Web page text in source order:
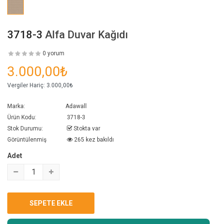
3718-3 Alfa Duvar Kağıdı
0 yorum
3.000,00₺
Vergiler Hariç: 3.000,00₺
Marka:
Adawall
Ürün Kodu:
3718-3
Stok Durumu:
Stokta var
Görüntülenmiş
265 kez bakıldı
Adet